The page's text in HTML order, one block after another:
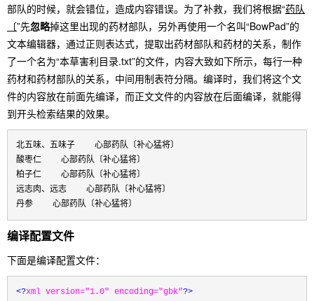
部队的时候，就会错位，造成内容错误。为了补救，我们将根据“药队
〔”先忽略掉这里出现的药材部队，另外再使用一个名叫“BowPad”的
文本编辑器，通过正则表达式，提取出药材部队和药材的关系，制作
了一个名为“本草害利目录.txt”的文件，内容大致如下所示，每行一种
药材和药材部队的关系，中间用制表符分隔。编译时，我们将这个文
件的内容放在前面先编译，而正文文件的内容放在后面编译，就能得
到开头检索结果的效果。
北五味、五味子    心部药队〔补心猛将〕
酸枣仁    心部药队〔补心猛将〕
柏子仁    心部药队〔补心猛将〕
远志肉、远志    心部药队〔补心猛将〕
丹参    心部药队〔补心猛将〕
编译配置文件
下面是编译配置文件：
<?xml version="1.0" encoding="gbk"?>